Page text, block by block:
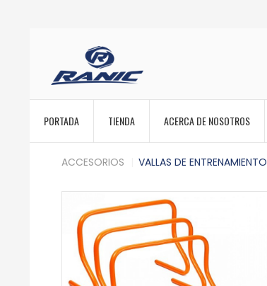
PORTADA TIENDA ACERCA DE NOSOTROS
ACCESORIOS VALLAS DE ENTRENAMIENTO